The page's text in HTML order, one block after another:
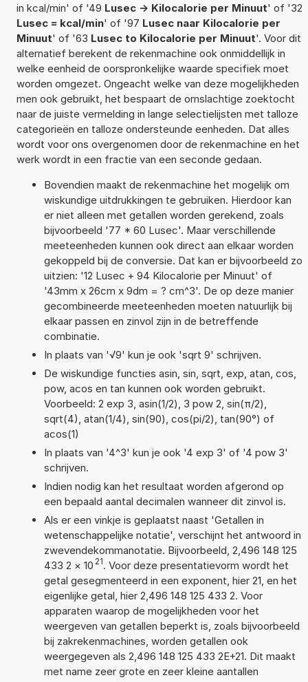
in kcal/min' of '49 Lusec -> Kilocalorie per Minuut' of '32
Lusec = kcal/min' of '97 Lusec naar Kilocalorie per
Minuut' of '63 Lusec to Kilocalorie per Minuut'. Voor dit
alternatief berekent de rekenmachine ook onmiddellijk in
welke eenheid de oorspronkelijke waarde specifiek moet
worden omgezet. Ongeacht welke van deze mogelijkheden
men ook gebruikt, het bespaart de omslachtige zoektocht
naar de juiste vermelding in lange selectielijsten met talloze
categorieën en talloze ondersteunde eenheden. Dat alles
wordt voor ons overgenomen door de rekenmachine en het
werk wordt in een fractie van een seconde gedaan.
Bovendien maakt de rekenmachine het mogelijk om
wiskundige uitdrukkingen te gebruiken. Hierdoor kan
er niet alleen met getallen worden gerekend, zoals
bijvoorbeeld '77 * 60 Lusec'. Maar verschillende
meeteenheden kunnen ook direct aan elkaar worden
gekoppeld bij de conversie. Dat kan er bijvoorbeeld zo
uitzien: '12 Lusec + 94 Kilocalorie per Minuut' of
'43mm x 26cm x 9dm = ? cm^3'. De op deze manier
gecombineerde meeteenheden moeten natuurlijk bij
elkaar passen en zinvol zijn in de betreffende
combinatie.
In plaats van '√9' kun je ook 'sqrt 9' schrijven.
De wiskundige functies asin, sin, sqrt, exp, atan, cos,
pow, acos en tan kunnen ook worden gebruikt.
Voorbeeld: 2 exp 3, asin(1/2), 3 pow 2, sin(π/2),
sqrt(4), atan(1/4), sin(90), cos(pi/2), tan(90°) of
acos(1)
In plaats van '4^3' kun je ook '4 exp 3' of '4 pow 3'
schrijven.
Indien nodig kan het resultaat worden afgerond op
een bepaald aantal decimalen wanneer dit zinvol is.
Als er een vinkje is geplaatst naast 'Getallen in
wetenschappelijke notatie', verschijnt het antwoord in
zwevendekommanotatie. Bijvoorbeeld, 2,496 148 125
433 2 × 10 21. Voor deze presentatievorm wordt het
getal gesegmenteerd in een exponent, hier 21, en het
eigenlijke getal, hier 2,496 148 125 433 2. Voor
apparaten waarop de mogelijkheden voor het
weergeven van getallen beperkt is, zoals bijvoorbeeld
bij zakrekenmachines, worden getallen ook
weergegeven als 2,496 148 125 433 2E+21. Dit maakt
met name zeer grote en zeer kleine aantallen